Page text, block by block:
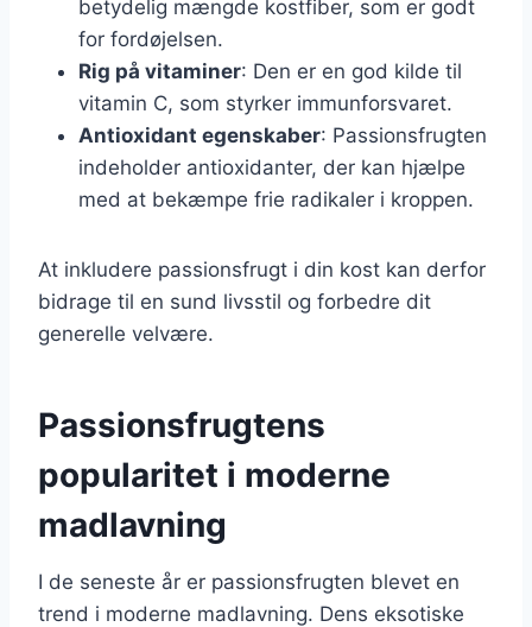
betydelig mængde kostfiber, som er godt
for fordøjelsen.
Rig på vitaminer: Den er en god kilde til
vitamin C, som styrker immunforsvaret.
Antioxidant egenskaber: Passionsfrugten
indeholder antioxidanter, der kan hjælpe
med at bekæmpe frie radikaler i kroppen.
At inkludere passionsfrugt i din kost kan derfor
bidrage til en sund livsstil og forbedre dit
generelle velvære.
Passionsfrugtens
popularitet i moderne
madlavning
I de seneste år er passionsfrugten blevet en
trend i moderne madlavning. Dens eksotiske